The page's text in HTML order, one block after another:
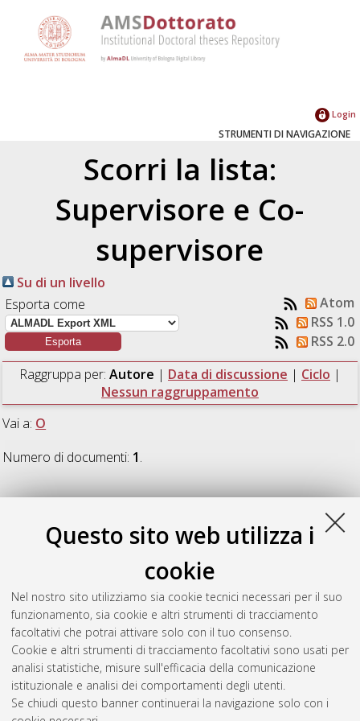
Questo sito web utilizza i
cookie
Nel nostro sito utilizziamo sia cookie tecnici necessari per il suo
funzionamento, sia cookie e altri strumenti di tracciamento
facoltativi che potrai attivare solo con il tuo consenso.
Cookie e altri strumenti di tracciamento facoltativi sono usati per
analisi statistiche, misure sull'efficacia della comunicazione
istituzionale e analisi dei comportamenti degli utenti.
Se chiudi questo banner continuerai la navigazione solo con i
Login
STRUMENTI DI NAVIGAZIONE
Scorri la lista:
Supervisore e Co-
supervisore
Su di un livello
Esporta come
Atom
RSS 1.0
RSS 2.0
Raggruppa per: Autore | Data di discussione | Ciclo |
Nessun raggruppamento
Vai a: O
Numero di documenti: 1.
O
Olivieri, Diego(2020)Bis-Alkoxycarbonylation And
Difunctionalization Of Alkenes Employing Palladium(II) Or
Nickel(II) Complexes As Catalysts , [Dissertation thesis], Alma
Mater Studiorum Università di Bologna. Dottorato di ricerca in
Chimica, 32 Ciclo. DOI 10.48676/unibo/amsdottorato/9216.
Questa lista e' stata generata il Wed Aug 5 20:48:58 2026